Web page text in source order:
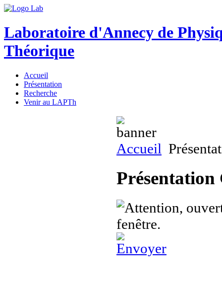
Laboratoire d'Annecy de
Théorique
Accueil
Présentation
Recherche
Venir au LAPTh
Accueil
Présentation